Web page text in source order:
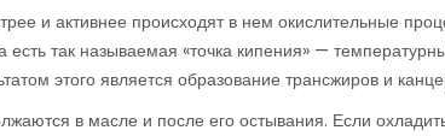
и активнее происходят в нем окислительные
есть так называемая «точка кипения» —
этого является образование трансжиров и
в масле и после его остывания. Если